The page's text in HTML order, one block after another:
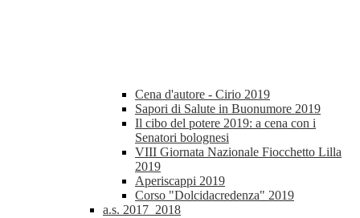
Cena d'autore - Cirio 2019
Sapori di Salute in Buonumore 2019
Il cibo del potere 2019: a cena con i
Senatori bolognesi
VIII Giornata Nazionale Fiocchetto Lilla
2019
Aperiscappi 2019
Corso "Dolcidacredenza" 2019
a.s. 2017_2018